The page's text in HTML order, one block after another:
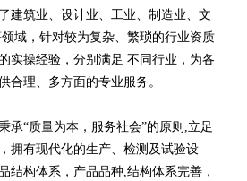
建筑业、设计业、工业、制造业、文
域，针对较为复杂、繁琐的行业资质
实操经验，分别满足 不同行业，为各
合理、多方面的专业服务。
承“质量为本，服务社会”的原则,立足
拥有现代化的生产、检测及试验设
结构体系，产品品种,结构体系完善，